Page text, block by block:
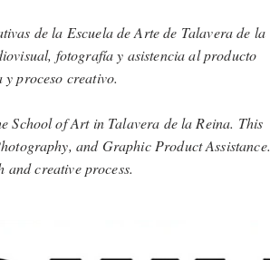
de la Escuela de Arte de Talavera de la
fotografía y asistencia al producto
proceso creativo.
School of Art in Talavera de la Reina. This
and Graphic Product Assistance.
and creative process.